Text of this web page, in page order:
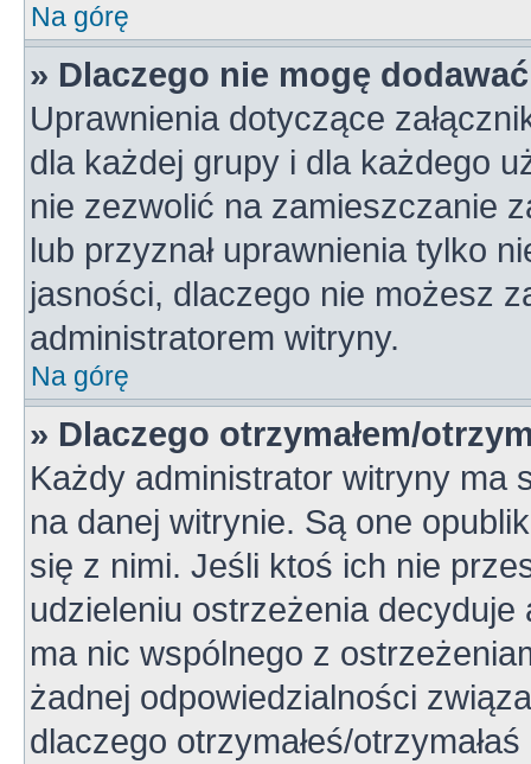
Na górę
» Dlaczego nie mogę
Uprawnienia dotyczące
dla każdej grupy i dla każdego
nie zezwolić na zamieszczanie
lub przyznał uprawnienia tylko
jasności, dlaczego nie możesz
administratorem witryny.
Na górę
» Dlaczego otrzymałem/
Każdy administrator witryny ma
na danej witrynie. Są one
się z nimi. Jeśli ktoś ich nie
udzieleniu ostrzeżenia
ma nic wspólnego z
żadnej odpowiedzialności
dlaczego otrzymałeś/